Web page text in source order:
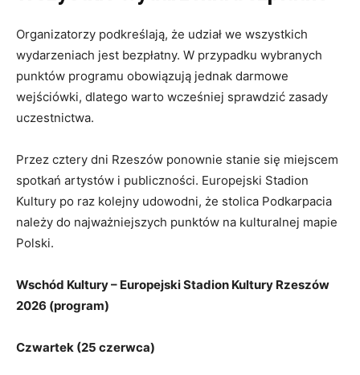
Organizatorzy podkreślają, że udział we wszystkich
wydarzeniach jest bezpłatny. W przypadku wybranych
punktów programu obowiązują jednak darmowe
wejściówki, dlatego warto wcześniej sprawdzić zasady
uczestnictwa.
Przez cztery dni Rzeszów ponownie stanie się miejscem
spotkań artystów i publiczności. Europejski Stadion
Kultury po raz kolejny udowodni, że stolica Podkarpacia
należy do najważniejszych punktów na kulturalnej mapie
Polski.
Wschód Kultury – Europejski Stadion Kultury Rzeszów
2026 (program)
Czwartek (25 czerwca)